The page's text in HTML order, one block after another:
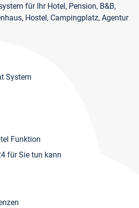
für Ihr Hotel, Pension, B&B,
Hostel, Campingplatz, Agentur
System
Funktion
für Sie tun kann